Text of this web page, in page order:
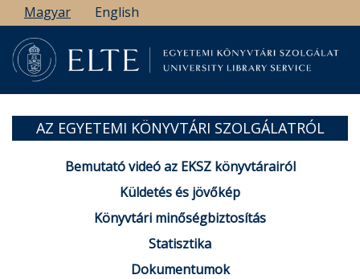
Ugrás
a
tartalomra
Magyar English
AZ EGYETEMI KÖNYVTÁRI SZOLGÁLATRÓL
Bemutató videó az EKSZ könyvtárairól
Küldetés és jövőkép
Könyvtári minőségbiztosítás
Statisztika
Dokumentumok